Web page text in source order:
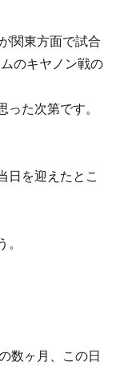
関東方面で試合
のキヤノン戦の
た次第です。
日を迎えたとこ
。
数ヶ月、この日